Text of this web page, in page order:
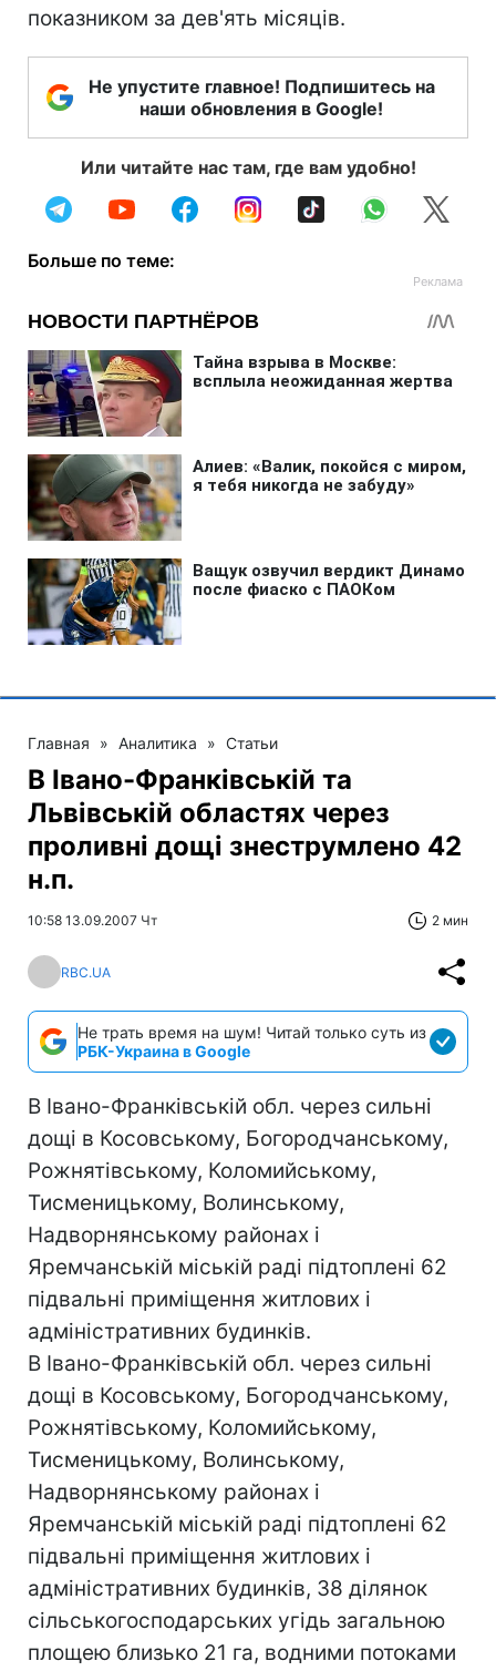
показником за дев'ять місяців.
Не упустите главное! Подпишитесь на
наши обновления в Google!
Или читайте нас там, где вам удобно!
Больше по теме:
Главная » Аналитика » Статьи
В Івано-Франківській та
Львівській областях через
проливні дощі знеструмлено 42
н.п.
10:58 13.09.2007 Чт 2 мин
RBC.UA
Не трать время на шум! Читай только суть из
РБК-Украина в Google
В Івано-Франківській обл. через сильні
дощі в Косовському, Богородчанському,
Рожнятівському, Коломийському,
Тисменицькому, Волинському,
Надворнянському районах і
Яремчанській міській раді підтоплені 62
підвальні приміщення житлових і
адміністративних будинків.
В Івано-Франківській обл. через сильні
дощі в Косовському, Богородчанському,
Рожнятівському, Коломийському,
Тисменицькому, Волинському,
Надворнянському районах і
Яремчанській міській раді підтоплені 62
підвальні приміщення житлових і
адміністративних будинків, 38 ділянок
сільськогосподарських угідь загальною
площею близько 21 га, водними потоками